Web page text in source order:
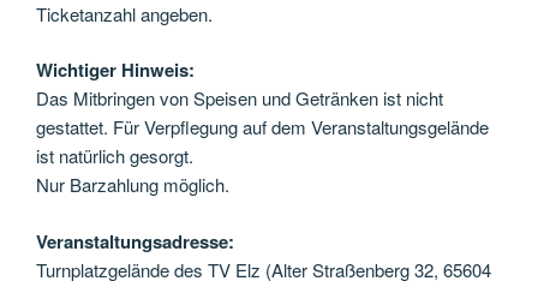
Ticketanzahl angeben.
Wichtiger Hinweis:
Das Mitbringen von Speisen und Getränken ist nicht
gestattet. Für Verpflegung auf dem Veranstaltungsgelände
ist natürlich gesorgt.
Nur Barzahlung möglich.
Veranstaltungsadresse:
Turnplatzgelände des TV Elz (Alter Straßenberg 32, 65604